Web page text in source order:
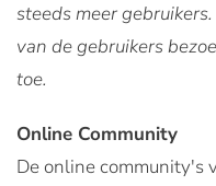
steeds meer
van de gebruikers
toe.
Online Community
De online community's